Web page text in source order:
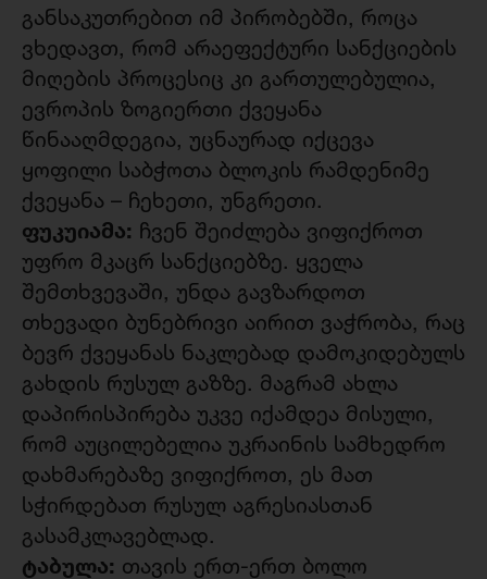
განსაკუთრებით იმ პირობებში, როცა
ვხედავთ, რომ არაეფექტური სანქციების
მიღების პროცესიც კი გართულებულია,
ევროპის ზოგიერთი ქვეყანა
წინააღმდეგია, უცნაურად იქცევა
ყოფილი საბჭოთა ბლოკის რამდენიმე
ქვეყანა – ჩეხეთი, უნგრეთი.
ფუკუიამა: ჩვენ შეიძლება ვიფიქროთ
უფრო მკაცრ სანქციებზე. ყველა
შემთხვევაში, უნდა გავზარდოთ
თხევადი ბუნებრივი აირით ვაჭრობა, რაც
ბევრ ქვეყანას ნაკლებად დამოკიდებულს
გახდის რუსულ გაზზე. მაგრამ ახლა
დაპირისპირება უკვე იქამდეა მისული,
რომ აუცილებელია უკრაინის სამხედრო
დახმარებაზე ვიფიქროთ, ეს მათ
სჭირდებათ რუსულ აგრესიასთან
გასამკლავებლად.
ტაბულა: თავის ერთ-ერთ ბოლო